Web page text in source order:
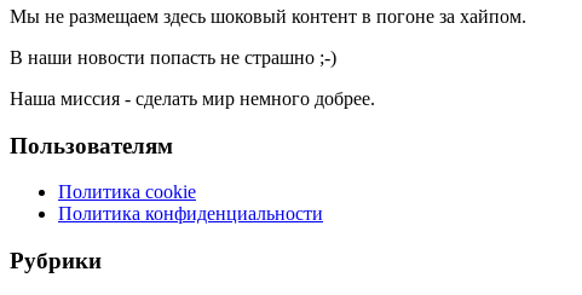
Мы не размещаем здесь шоковый контент в погоне за хайпом.
В наши новости попасть не страшно ;-)
Наша миссия - сделать мир немного добрее.
Пользователям
Политика cookie
Политика конфиденциальности
Рубрики